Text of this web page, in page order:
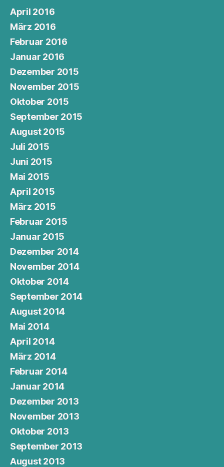
April 2016
März 2016
Februar 2016
Januar 2016
Dezember 2015
November 2015
Oktober 2015
September 2015
August 2015
Juli 2015
Juni 2015
Mai 2015
April 2015
März 2015
Februar 2015
Januar 2015
Dezember 2014
November 2014
Oktober 2014
September 2014
August 2014
Mai 2014
April 2014
März 2014
Februar 2014
Januar 2014
Dezember 2013
November 2013
Oktober 2013
September 2013
August 2013